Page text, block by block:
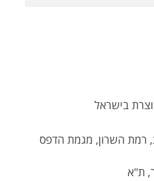
רמת השרון, מגמת הדפס